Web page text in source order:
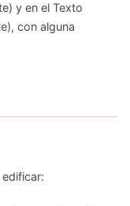
y en el Texto
con alguna